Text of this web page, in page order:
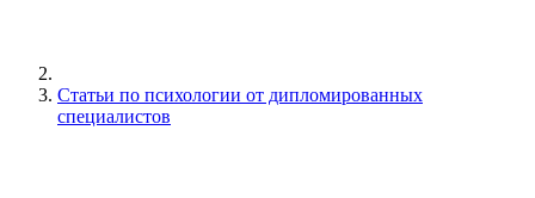
Статьи по психологии от дипломированных
специалистов